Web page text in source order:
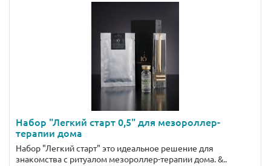
Набор "Легкий старт 0,5" для мезороллер-
терапии дома
Набор "Легкий старт" это идеальное решение для
знакомства с ритуалом мезороллер-терапии дома. &..